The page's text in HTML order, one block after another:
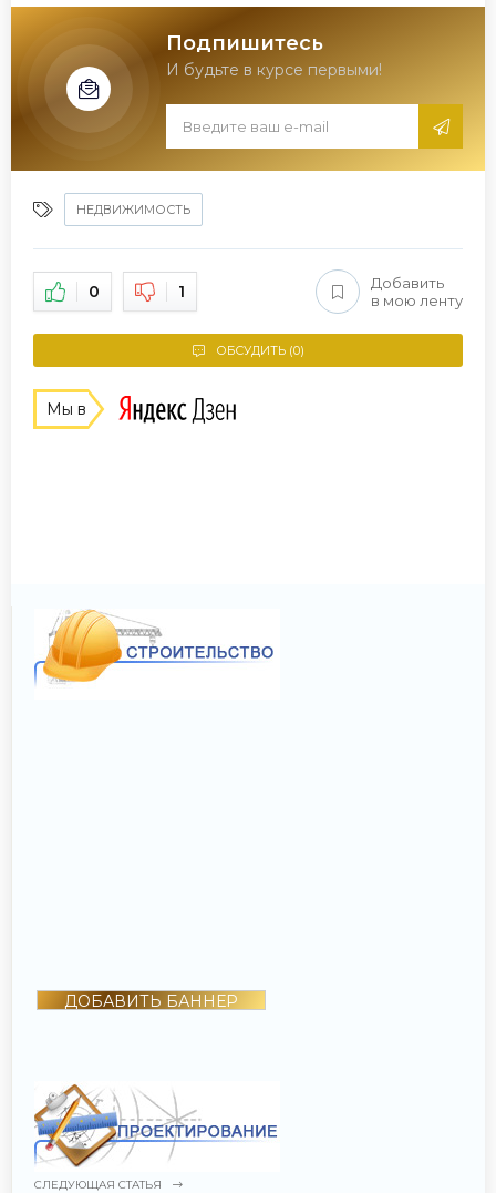
Подпишитесь
И будьте в курсе первыми!
НЕДВИЖИМОСТЬ
0 1
Добавить
в мою ленту
ОБСУДИТЬ (0)
Мы в
ДОБАВИТЬ БАННЕР
СЛЕДУЮЩАЯ СТАТЬЯ